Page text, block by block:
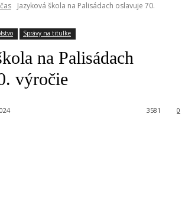
Jazyková škola na Palisádach oslavuje 70.
Správy na titulke
na Palisádach
výročie
0
3581